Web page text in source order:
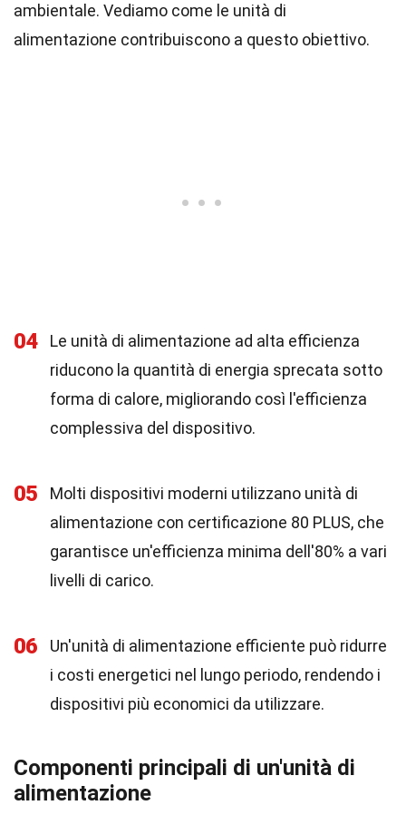
ambientale. Vediamo come le unità di
alimentazione contribuiscono a questo obiettivo.
04
Le unità di alimentazione ad alta efficienza
riducono la quantità di energia sprecata sotto
forma di calore, migliorando così l'efficienza
complessiva del dispositivo.
05
Molti dispositivi moderni utilizzano unità di
alimentazione con certificazione 80 PLUS, che
garantisce un'efficienza minima dell'80% a vari
livelli di carico.
06
Un'unità di alimentazione efficiente può ridurre
i costi energetici nel lungo periodo, rendendo i
dispositivi più economici da utilizzare.
Componenti principali di un'unità di
alimentazione